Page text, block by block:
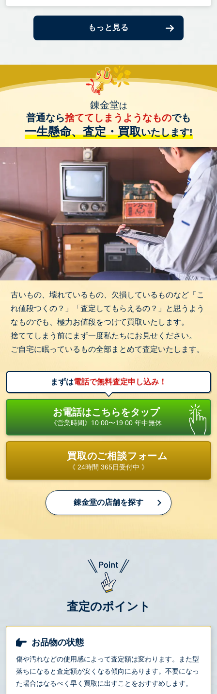
もっと見る
錬金堂は
普通なら捨ててしまうようなものでも
一生懸命、査定・買取いたします!
古いもの、壊れているもの、欠損しているものなど「こ
れ値段つくの？」「査定してもらえるの？」と思うよう
なものでも、極力お値段をつけて買取いたします。
捨ててしまう前にまず一度私たちにお見せください。
ご自宅に眠っているもの全部まとめて査定いたします。
まずは電話で無料査定申し込み！
お電話はこちらをタップ
《営業時間》10:00〜19:00 年中無休
買取のご相談フォーム
《 24時間 365日受付中 》
錬金堂の店舗を探す
査定のポイント
お品物の状態
傷や汚れなどの使用感によって査定額は変わります。また型
落ちになると査定額が安くなる傾向にあります。不要になっ
た場合はなるべく早く買取に出すことをおすすめします。